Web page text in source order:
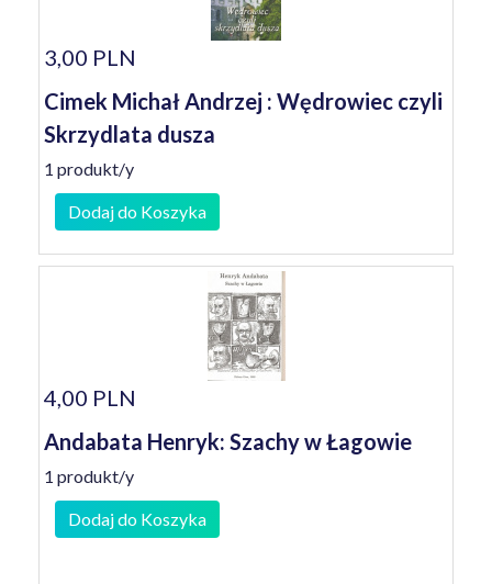
3,00 PLN
Cimek Michał Andrzej : Wędrowiec czyli
Skrzydlata dusza
1 produkt/y
Dodaj do Koszyka
4,00 PLN
Andabata Henryk: Szachy w Łagowie
1 produkt/y
Dodaj do Koszyka